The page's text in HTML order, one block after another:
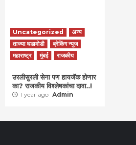
Uncategorized
अन्य
ताज्या घडामोडी
ब्रेकिंग न्युज
महाराष्ट्र
मुंबई राजकीय
उरलीसुरली सेना पण हायजॅक होणार
का? राजकीय विश्लेषकांचा दावा..!
1 year ago Admin